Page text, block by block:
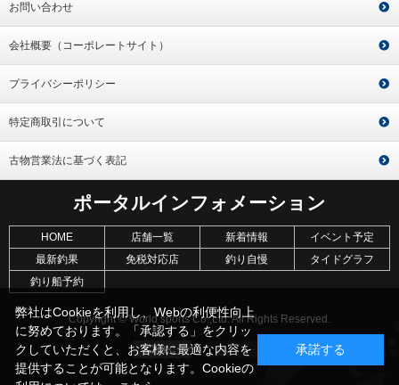
お問い合わせ
会社概要（コーポレートサイト）
プライバシーポリシー
特定商取引について
古物営業法に基づく表記
ポータルインフォメーション
HOME 店舗一覧 新着情報
イベント予定
最新釣果
免税対応店 釣り自慢
タイドグラフ
釣り船予約
Copyright © World sports Co.,Ltd. All Rights Reserved.
弊社はCookieを利用し、Webの利便性向上
に努めております。「承認する」をクリッ
クしていただくと、お客様に最適な内容を
提供することが可能となります。Cookieの
承諾する